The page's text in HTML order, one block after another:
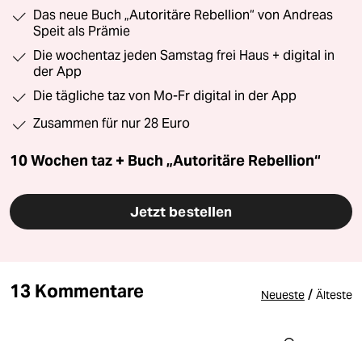
Das neue Buch „Autoritäre Rebellion“ von Andreas
Speit als Prämie
Die wochentaz jeden Samstag frei Haus + digital in
der App
Die tägliche taz von Mo-Fr digital in der App
Zusammen für nur 28 Euro
10 Wochen taz + Buch „Autoritäre Rebellion“
Jetzt bestellen
13 Kommentare Neueste / Älteste